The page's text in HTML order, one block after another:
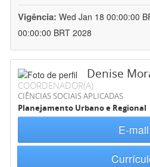
Vigência: Wed Jan 18 00:00:00
00:00:00 BRT 2028
Denise
COORDENADOR(A)
CIÊNCIAS SOCIAIS APLICADAS
Planejamento Urbano e Regional
E-mail